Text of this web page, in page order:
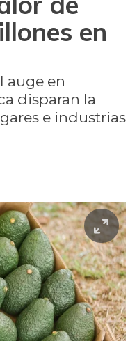
en
auge en
disparan la
e industrias